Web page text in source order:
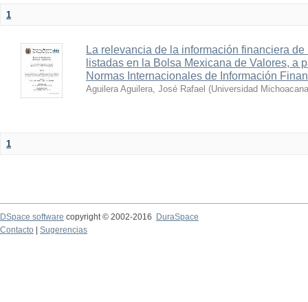
1
La relevancia de la información financiera
listadas en la Bolsa Mexicana de Valores, a
Normas Internacionales de Información
Aguilera Aguilera, José Rafael (Universidad
1
DSpace software copyright © 2002-2016
DuraSpace
Contacto
Sugerencias